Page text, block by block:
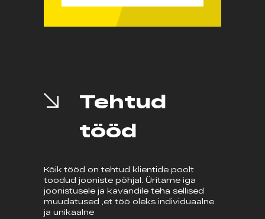
Tehtud
tööd
Kõik tööd on tehtud klientide poolt
toodud jooniste põhjal. Üritame iga
joonistusele ja kavandile teha sellised
muudatused ,et töö oleks individuaalne
ja unikaalne